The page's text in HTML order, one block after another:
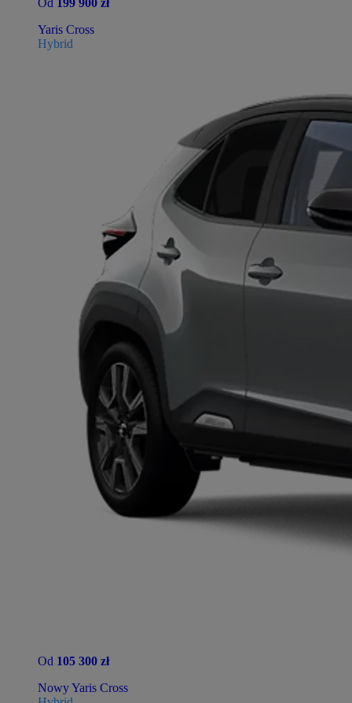
Od 199 900 zł
Yaris Cross
Hybrid
Od 105 300 zł
Nowy Yaris Cross